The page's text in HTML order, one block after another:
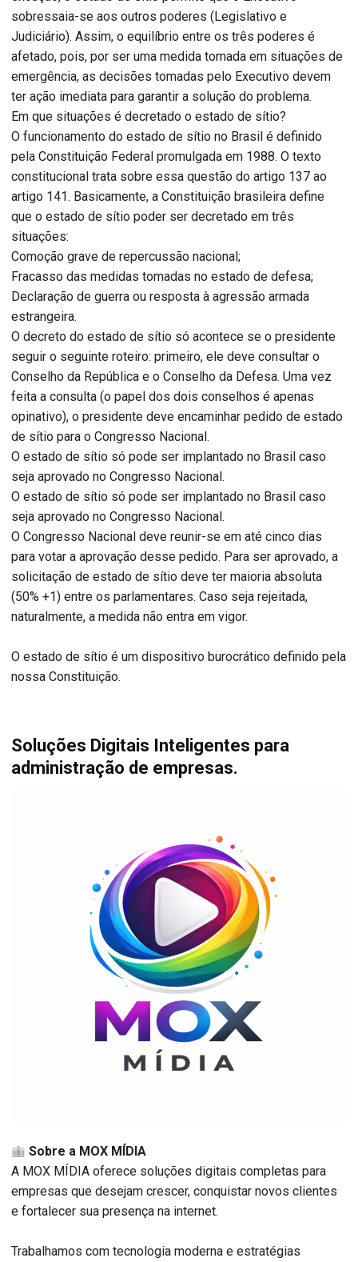
sobressaia-se aos outros poderes (Legislativo e
Judiciário). Assim, o equilíbrio entre os três poderes é
afetado, pois, por ser uma medida tomada em situações de
emergência, as decisões tomadas pelo Executivo devem
ter ação imediata para garantir a solução do problema.
Em que situações é decretado o estado de sítio?
O funcionamento do estado de sítio no Brasil é definido
pela Constituição Federal promulgada em 1988. O texto
constitucional trata sobre essa questão do artigo 137 ao
artigo 141. Basicamente, a Constituição brasileira define
que o estado de sítio poder ser decretado em três
situações:
Comoção grave de repercussão nacional;
Fracasso das medidas tomadas no estado de defesa;
Declaração de guerra ou resposta à agressão armada
estrangeira.
O decreto do estado de sítio só acontece se o presidente
seguir o seguinte roteiro: primeiro, ele deve consultar o
Conselho da República e o Conselho da Defesa. Uma vez
feita a consulta (o papel dos dois conselhos é apenas
opinativo), o presidente deve encaminhar pedido de estado
de sítio para o Congresso Nacional.
O estado de sítio só pode ser implantado no Brasil caso
seja aprovado no Congresso Nacional.
O estado de sítio só pode ser implantado no Brasil caso
seja aprovado no Congresso Nacional.
O Congresso Nacional deve reunir-se em até cinco dias
para votar a aprovação desse pedido. Para ser aprovado, a
solicitação de estado de sítio deve ter maioria absoluta
(50% +1) entre os parlamentares. Caso seja rejeitada,
naturalmente, a medida não entra em vigor.
O estado de sítio é um dispositivo burocrático definido pela
nossa Constituição.
Soluções Digitais Inteligentes para
administração de empresas.
Sobre a MOX MÍDIA
A MOX MÍDIA oferece soluções digitais completas para
empresas que desejam crescer, conquistar novos clientes
e fortalecer sua presença na internet.
Trabalhamos com tecnologia moderna e estratégias